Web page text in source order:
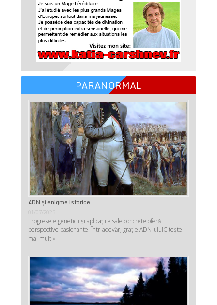
PARANORMAL
ADN şi enigme istorice
01/07/2025
Progresele geneticii şi aplicaţiile sale concrete oferă
perspective pasionante. Într-adevăr, graţie ADN-uluiCitește
mai mult »